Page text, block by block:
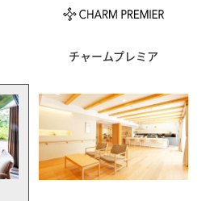
チャームプレミア